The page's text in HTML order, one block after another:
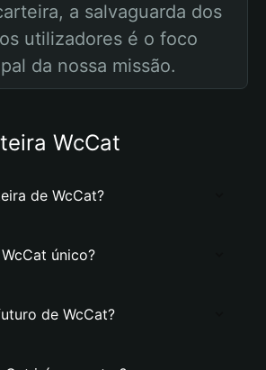
a salvaguarda dos
utilizadores é o foco
da nossa missão.
WcCat
de WcCat?
único?
de WcCat?